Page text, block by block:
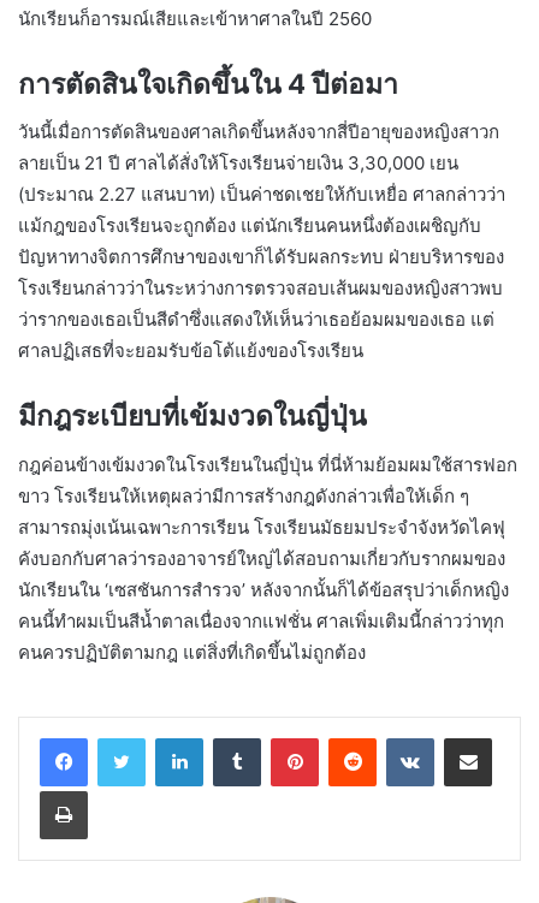
นักเรียนก็อารมณ์เสียและเข้าหาศาลในปี 2560
การตัดสินใจเกิดขึ้นใน 4 ปีต่อมา
วันนี้เมื่อการตัดสินของศาลเกิดขึ้นหลังจากสี่ปีอายุของหญิงสาวก
ลายเป็น 21 ปี ศาลได้สั่งให้โรงเรียนจ่ายเงิน 3,30,000 เยน
(ประมาณ 2.27 แสนบาท) เป็นค่าชดเชยให้กับเหยื่อ ศาลกล่าวว่า
แม้กฎของโรงเรียนจะถูกต้อง แต่นักเรียนคนหนึ่งต้องเผชิญกับ
ปัญหาทางจิตการศึกษาของเขาก็ได้รับผลกระทบ ฝ่ายบริหารของ
โรงเรียนกล่าวว่าในระหว่างการตรวจสอบเส้นผมของหญิงสาวพบ
ว่ารากของเธอเป็นสีดำซึ่งแสดงให้เห็นว่าเธอย้อมผมของเธอ แต่
ศาลปฏิเสธที่จะยอมรับข้อโต้แย้งของโรงเรียน
มีกฎระเบียบที่เข้มงวดในญี่ปุ่น
กฎค่อนข้างเข้มงวดในโรงเรียนในญี่ปุ่น ที่นี่ห้ามย้อมผมใช้สารฟอก
ขาว โรงเรียนให้เหตุผลว่ามีการสร้างกฎดังกล่าวเพื่อให้เด็ก ๆ
สามารถมุ่งเน้นเฉพาะการเรียน โรงเรียนมัธยมประจำจังหวัดไคฟุ
คังบอกกับศาลว่ารองอาจารย์ใหญ่ได้สอบถามเกี่ยวกับรากผมของ
นักเรียนใน ‘เซสชันการสำรวจ’ หลังจากนั้นก็ได้ข้อสรุปว่าเด็กหญิง
คนนี้ทำผมเป็นสีน้ำตาลเนื่องจากแฟชั่น ศาลเพิ่มเติมนี้กล่าวว่าทุก
คนควรปฏิบัติตามกฎ แต่สิ่งที่เกิดขึ้นไม่ถูกต้อง
LinkedInTumblr PinterestReddit VKontakteShare via Email
Print